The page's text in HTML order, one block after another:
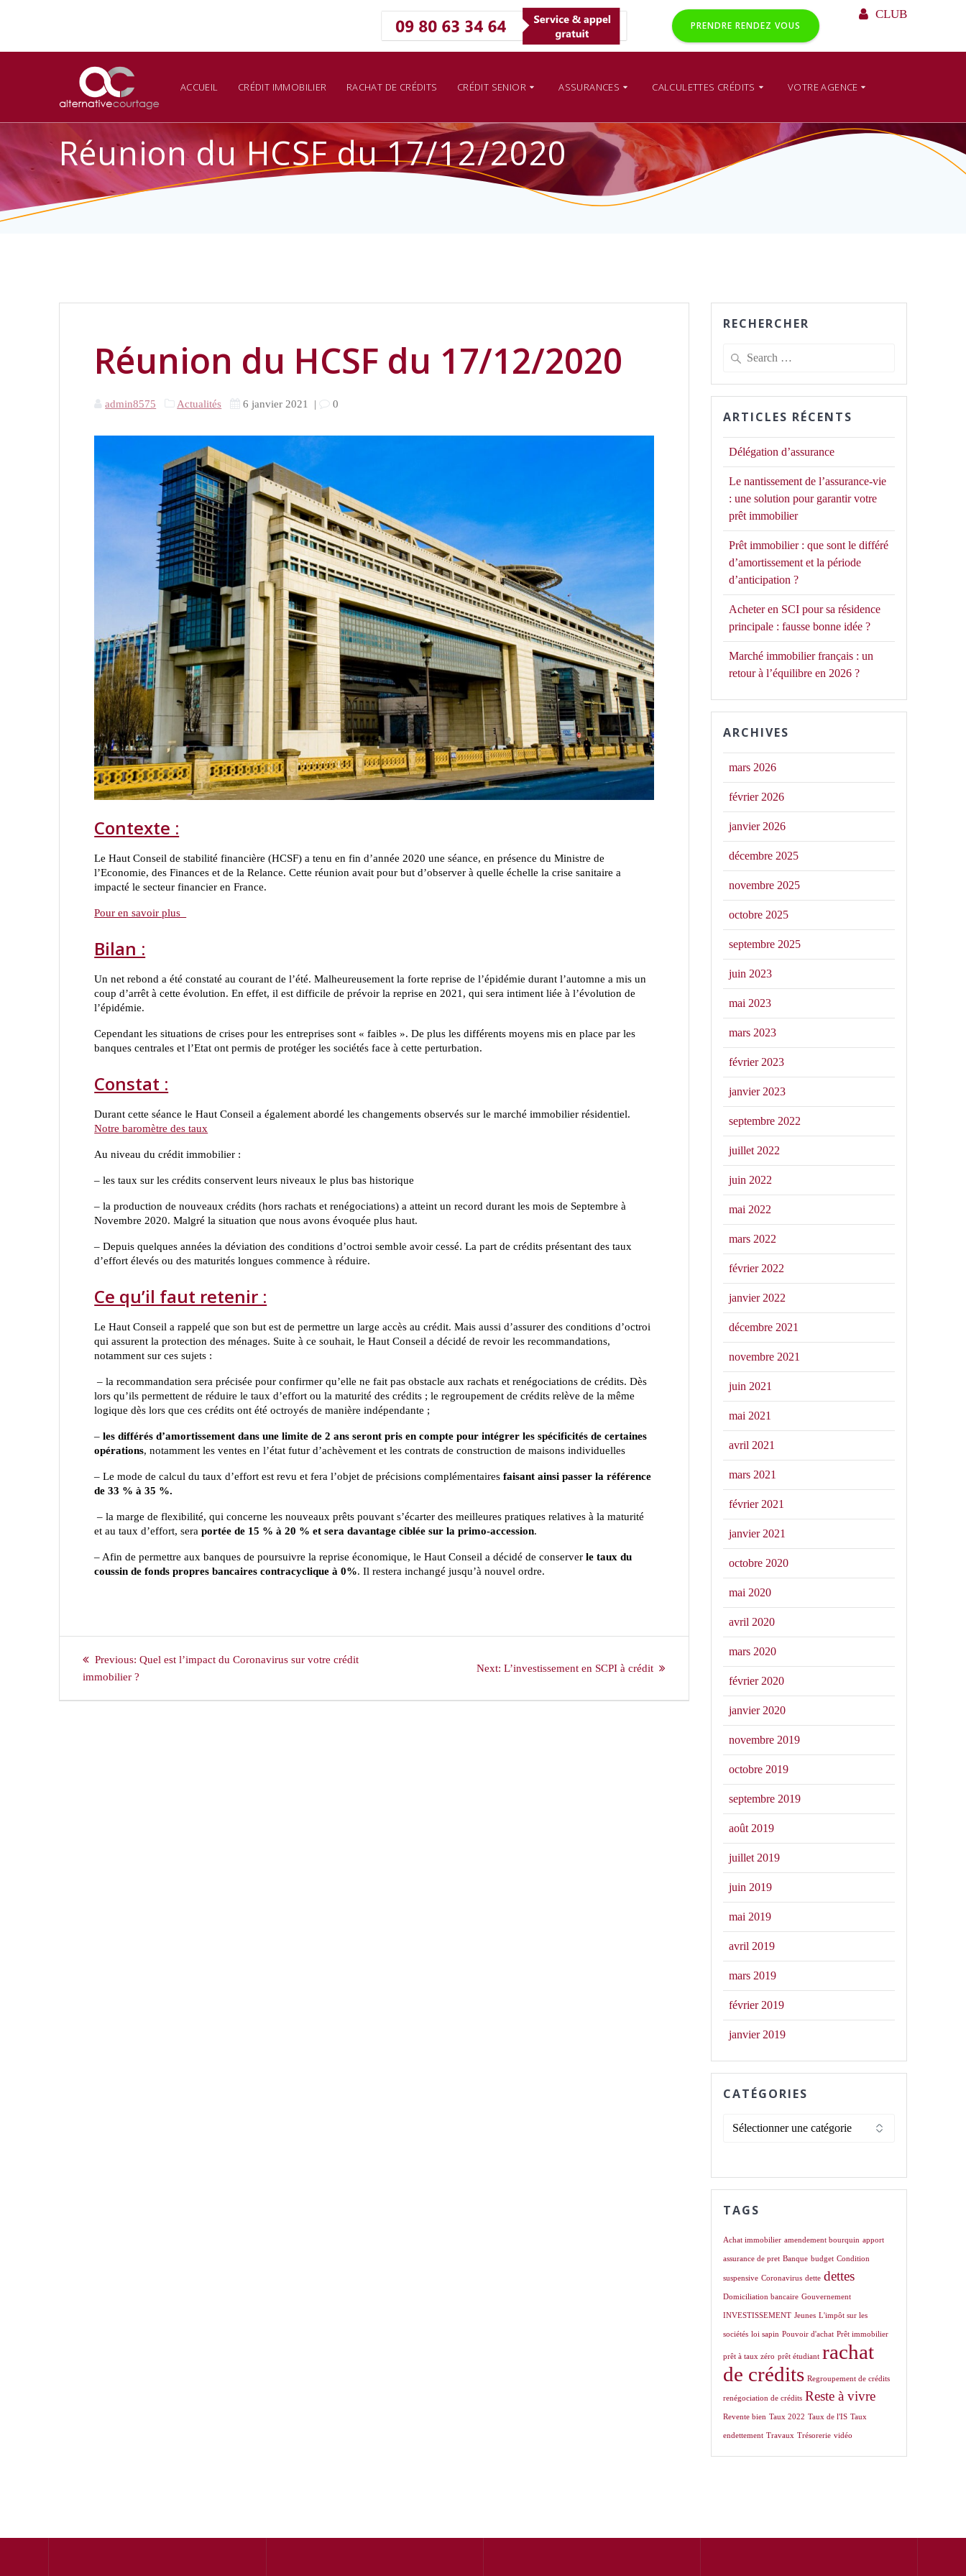
PRENDRE RENDEZ VOUS
CLUB
ACCUEIL CRÉDIT IMMOBILIER RACHAT DE CRÉDITS CRÉDIT SENIOR ASSURANCES CALCULETTES CRÉDITS VOTRE AGENCE
Réunion du HCSF du 17/12/2020
Réunion du HCSF du 17/12/2020
admin8575 Actualités 6 janvier 2021 | 0
Contexte :
Le Haut Conseil de stabilité financière (HCSF) a tenu en fin d’année 2020 une séance, en présence du Ministre de
l’Economie, des Finances et de la Relance. Cette réunion avait pour but d’observer à quelle échelle la crise sanitaire a
impacté le secteur financier en France.
Pour en savoir plus
Bilan :
Un net rebond a été constaté au courant de l’été. Malheureusement la forte reprise de l’épidémie durant l’automne a mis un
coup d’arrêt à cette évolution. En effet, il est difficile de prévoir la reprise en 2021, qui sera intiment liée à l’évolution de
l’épidémie.
Cependant les situations de crises pour les entreprises sont « faibles ». De plus les différents moyens mis en place par les
banques centrales et l’Etat ont permis de protéger les sociétés face à cette perturbation.
Constat :
Durant cette séance le Haut Conseil a également abordé les changements observés sur le marché immobilier résidentiel.
Notre baromètre des taux
Au niveau du crédit immobilier :
– les taux sur les crédits conservent leurs niveaux le plus bas historique
– la production de nouveaux crédits (hors rachats et renégociations) a atteint un record durant les mois de Septembre à
Novembre 2020. Malgré la situation que nous avons évoquée plus haut.
– Depuis quelques années la déviation des conditions d’octroi semble avoir cessé. La part de crédits présentant des taux
d’effort élevés ou des maturités longues commence à réduire.
Ce qu’il faut retenir :
Le Haut Conseil a rappelé que son but est de permettre un large accès au crédit. Mais aussi d’assurer des conditions d’octroi
qui assurent la protection des ménages. Suite à ce souhait, le Haut Conseil a décidé de revoir les recommandations,
notamment sur ces sujets :
– la recommandation sera précisée pour confirmer qu’elle ne fait pas obstacle aux rachats et renégociations de crédits. Dès
lors qu’ils permettent de réduire le taux d’effort ou la maturité des crédits ; le regroupement de crédits relève de la même
logique dès lors que ces crédits ont été octroyés de manière indépendante ;
–les différés d’amortissement dans une limite de 2 ans seront pris en compte pour intégrer les spécificités de certaines
opérations, notamment les ventes en l’état futur d’achèvement et les contrats de construction de maisons individuelles
– Le mode de calcul du taux d’effort est revu et fera l’objet de précisions complémentairesfaisant ainsi passer la référence
de 33 % à 35 %.
– la marge de flexibilité, qui concerne les nouveaux prêts pouvant s’écarter des meilleures pratiques relatives à la maturité
et au taux d’effort, sera portée de 15 % à 20 % et sera davantage ciblée sur la primo-accession.
– Afin de permettre aux banques de poursuivre la reprise économique, le Haut Conseil a décidé de conserverle taux du
coussin de fonds propres bancaires contracyclique à 0%. Il restera inchangé jusqu’à nouvel ordre.
Previous: Previous
Quel est l’impact du Coronavirus sur votre crédit
immobilier ?
Next: Next
L’investissement en SCPI à crédit
RECHERCHER
Search
ARTICLES RÉCENTS
Délégation d’assurance
Le nantissement de l’assurance-vie
: une solution pour garantir votre
prêt immobilier
Prêt immobilier : que sont le différé
d’amortissement et la période
d’anticipation ?
Acheter en SCI pour sa résidence
principale : fausse bonne idée ?
Marché immobilier français : un
retour à l’équilibre en 2026 ?
ARCHIVES
mars 2026
février 2026
janvier 2026
décembre 2025
novembre 2025
octobre 2025
septembre 2025
juin 2023
mai 2023
mars 2023
février 2023
janvier 2023
septembre 2022
juillet 2022
juin 2022
mai 2022
mars 2022
février 2022
janvier 2022
décembre 2021
novembre 2021
juin 2021
mai 2021
avril 2021
mars 2021
février 2021
janvier 2021
octobre 2020
mai 2020
avril 2020
mars 2020
février 2020
janvier 2020
novembre 2019
octobre 2019
septembre 2019
août 2019
juillet 2019
juin 2019
mai 2019
avril 2019
mars 2019
février 2019
janvier 2019
CATÉGORIES
Catégories
TAGS
Achat immobilier amendement bourquin apport
assurance de pret Banque budget Condition
suspensive Coronavirus dette dettes
Domiciliation bancaire Gouvernement
INVESTISSEMENT Jeunes L'impôt sur les
sociétés loi sapin Pouvoir d'achat Prêt immobilier
prêt à taux zéro prêt étudiant rachat
de crédits Regroupement de crédits
renégociation de crédits Reste à vivre
Revente bien Taux 2022 Taux de l'IS Taux
endettement Travaux Trésorerie vidéo